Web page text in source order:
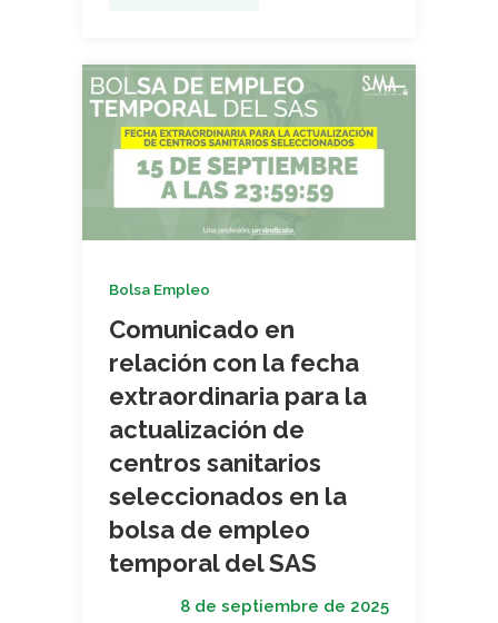
Bolsa Empleo
Comunicado en
relación con la fecha
extraordinaria para la
actualización de
centros sanitarios
seleccionados en la
bolsa de empleo
temporal del SAS
8 de septiembre de 2025